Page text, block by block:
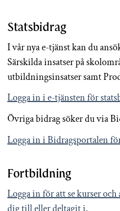
Statsbidrag
I vår nya e-tjänst kan du
Särskilda insatser på
utbildningsinsatser samt
Logga in i e-tjänsten för
Övriga bidrag söker du via
Logga in i Bidragsportalen
Fortbildning
Logga in för att se kurser
dig till eller deltagit i.